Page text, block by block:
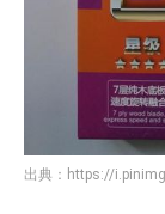
出典： https://